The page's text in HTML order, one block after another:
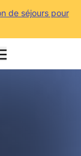
de séjours pour